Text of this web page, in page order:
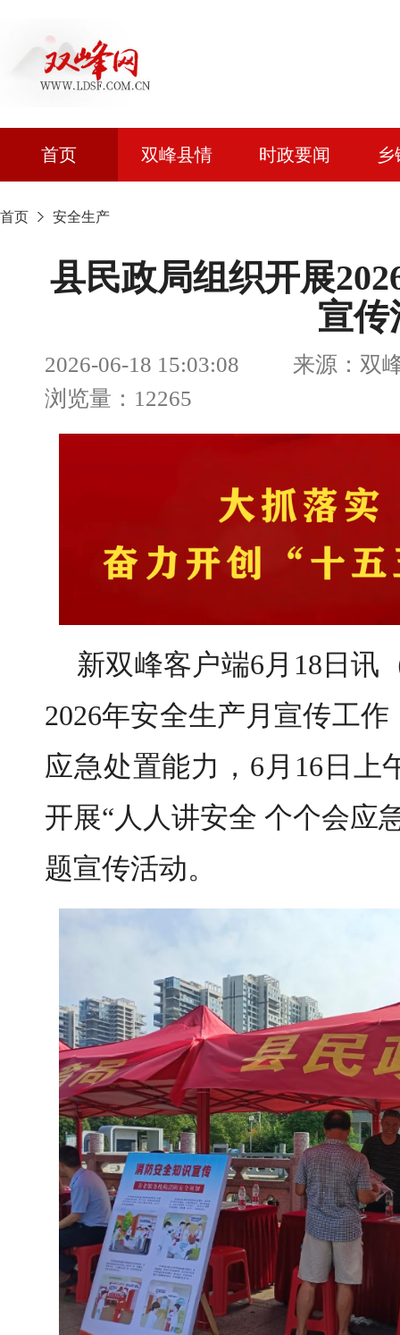
首页 双峰县情 时政要闻
首页 安全生产
县民政局组织开展
宣传
2026-06-18 15:03:08 来源：双
浏览量：12265
新双峰客户端6月18日讯
2026年安全生产月宣传工
应急处置能力，6月16日上
开展“人人讲安全 个个会
题宣传活动。